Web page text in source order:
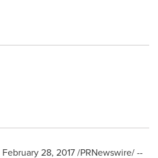
February 28, 2017/PRNewswire/ --